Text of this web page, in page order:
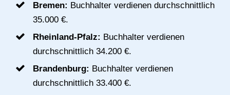
Bremen: Buchhalter verdienen durchschnittlich
35.000 €.
Rheinland-Pfalz: Buchhalter verdienen
durchschnittlich 34.200 €.
Brandenburg: Buchhalter verdienen
durchschnittlich 33.400 €.